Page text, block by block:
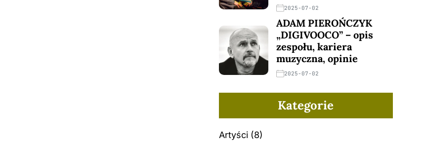
2025-07-02
ADAM PIEROŃCZYK
„DIGIVOOCO” – opis
zespołu, kariera
muzyczna, opinie
2025-07-02
Kategorie
Artyści(8)